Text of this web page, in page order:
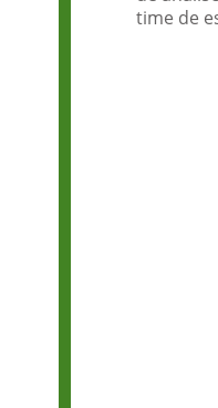
time de